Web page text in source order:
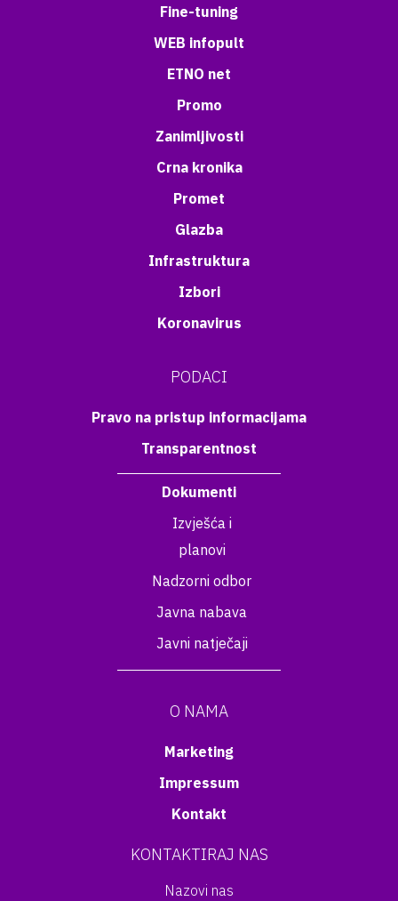
Fine-tuning
WEB infopult
ETNO net
Promo
Zanimljivosti
Crna kronika
Promet
Glazba
Infrastruktura
Izbori
Koronavirus
PODACI
Pravo na pristup informacijama
Transparentnost
Dokumenti
Izvješća i
planovi
Nadzorni odbor
Javna nabava
Javni natječaji
O NAMA
Marketing
Impressum
Kontakt
KONTAKTIRAJ NAS
Nazovi nas